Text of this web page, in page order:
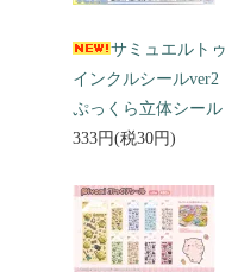
サミュエルトゥ
インクルシールver2
ぷっくら立体シール
333円(税30円)